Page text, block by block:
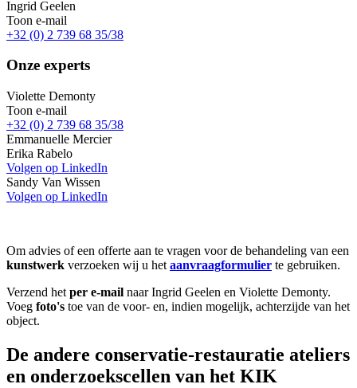
Ingrid Geelen
Toon e-mail
+32 (0) 2 739 68 35/38
Onze experts
Violette Demonty
Toon e-mail
+32 (0) 2 739 68 35/38
Emmanuelle Mercier
Erika Rabelo
Volgen op LinkedIn
Sandy Van Wissen
Volgen op LinkedIn
Om advies of een offerte aan te vragen voor de behandeling van een
kunstwerk verzoeken wij u het aanvraagformulier te gebruiken.
Verzend het per e-mail naar Ingrid Geelen en Violette Demonty.
Voeg foto's toe van de voor- en, indien mogelijk, achterzijde van het
object.
De andere conservatie-restauratie ateliers
en onderzoekscellen van het KIK